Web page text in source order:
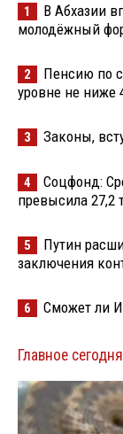
1
В Абхазии
молодёжный
2
Пенсию по
уровне не ниже
3 Законы,
4
Соцфонд:
превысила 27,2
5
Путин
заключения
6 Сможет ли
Главное сегодня